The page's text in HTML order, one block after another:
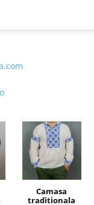
Camasa
traditionala